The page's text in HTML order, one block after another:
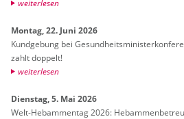
wei­ter­le­sen
Mon­tag, 22. Juni 2026
Kund­ge­bung bei
zahlt dop­pelt!
wei­ter­le­sen
Diens­tag, 5. Mai 2026
Welt-Heb­am­men­tag 2026: